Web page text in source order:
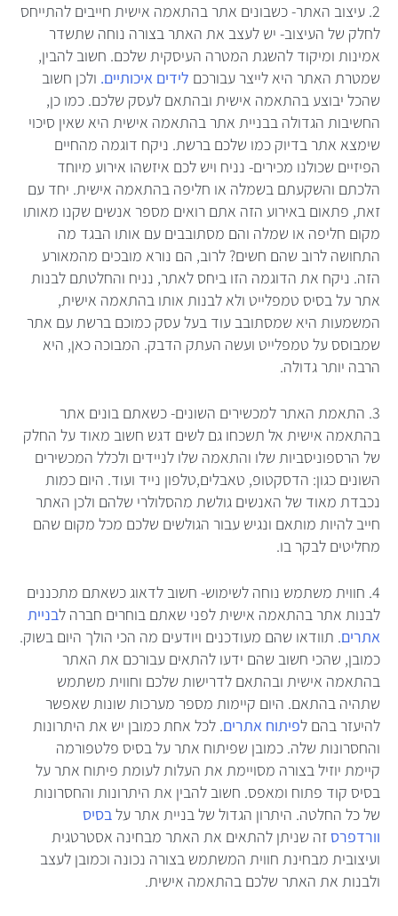
2. עיצוב האתר- כשבונים אתר בהתאמה אישית חייבים להתייחס
לחלק של העיצוב- יש לעצב את האתר בצורה נוחה שתשדר
אמינות ומיקוד להשגת המטרה העיסקית שלכם. חשוב להבין,
שמטרת האתר היא לייצר עבורכם לידים איכותיים. ולכן חשוב
שהכל יבוצע בהתאמה אישית ובהתאם לעסק שלכם. כמו כן,
החשיבות הגדולה בבניית אתר בהתאמה אישית היא שאין סיכוי
שימצא אתר בדיוק כמו שלכם ברשת. ניקח דוגמה מהחיים
הפיזיים שכולנו מכירים- נניח ויש לכם איזשהו אירוע מיוחד
הלכתם והשקעתם בשמלה או חליפה בהתאמה אישית. יחד עם
זאת, פתאום באירוע הזה אתם רואים מספר אנשים שקנו מאותו
מקום חליפה או שמלה והם מסתובבים עם אותו הבגד מה
התחושה לרוב שהם חשים? לרוב, הם נורא מובכים מהמאורע
הזה. ניקח את הדוגמה הזו ביחס לאתר, נניח והחלטתם לבנות
אתר על בסיס טמפלייט ולא לבנות אותו בהתאמה אישית,
המשמעות היא שמסתובב עוד בעל עסק כמוכם ברשת עם אתר
שמבוסס על טמפלייט ועשה העתק הדבק. המבוכה כאן, היא
הרבה יותר גדולה.
3. התאמת האתר למכשירים השונים- כשאתם בונים אתר
בהתאמה אישית אל תשכחו גם לשים דגש חשוב מאוד על החלק
של הרספוניסביות שלו והתאמה שלו לניידים ולכלל המכשירים
השונים כגון: הדסקטופ, טאבלים,טלפון נייד ועוד. היום כמות
נכבדת מאוד של האנשים גולשת מהסלולרי שלהם ולכן האתר
חייב להיות מותאם ונגיש עבור הגולשים שלכם מכל מקום שהם
מחליטים לבקר בו.
4. חווית משתמש נוחה לשימוש- חשוב לדאוג כשאתם מתכננים
לבנות אתר בהתאמה אישית לפני שאתם בוחרים חברה לבניית
אתרים. תוודאו שהם מעודכנים ויודעים מה הכי הולך היום בשוק.
כמובן, שהכי חשוב שהם ידעו להתאים עבורכם את האתר
בהתאמה אישית ובהתאם לדרישות שלכם וחווית משתמש
שתהיה בהתאם. היום קיימות מספר מערכות שונות שאפשר
להיעזר בהם לפיתוח אתרים. לכל אחת כמובן יש את היתרונות
והחסרונות שלה. כמובן שפיתוח אתר על בסיס פלטפורמה
קיימת יוזיל בצורה מסויימת את העלות לעומת פיתוח אתר על
בסיס קוד פתוח ומאפס. חשוב להבין את היתרונות והחסרונות
של כל החלטה. היתרון הגדול של בניית אתר עלבסיס
וורדפרס זה שניתן להתאים את האתר מבחינה אסטרטגית
ועיצובית מבחינת חווית המשתמש בצורה נכונה וכמובן לעצב
ולבנות את האתר שלכם בהתאמה אישית.